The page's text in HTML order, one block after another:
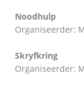
Noodhulp
Organiseerder:
Skryfkring
Organiseerder: